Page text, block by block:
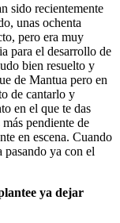
sido recientemente
unas ochenta
pero era muy
para el desarrollo de
bien resuelto y
de Mantua pero en
de cantarlo y
en el que te das
pendiente de
en escena. Cuando
pasando ya con el
ya dejar